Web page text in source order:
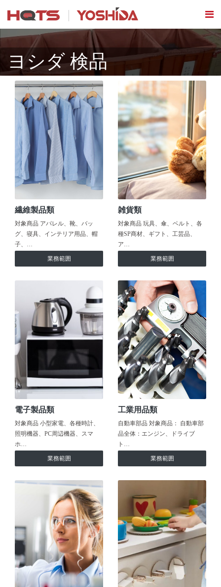
ヨシダ 検品
繊維製品類
対象商品 アパレル、靴、バッ
グ、寝具、インテリア用品、帽
子、…
業務範囲
雑貨類
対象商品 玩具、傘、ベルト、各
種SP商材、ギフト、工芸品、
ア…
業務範囲
電子製品類
対象商品 小型家電、各種時計、
照明機器、PC周辺機器、スマ
ホ…
業務範囲
工業用品類
自動車部品 対象商品： 自動車部
品全体：エンジン、ドライブ
ト…
業務範囲